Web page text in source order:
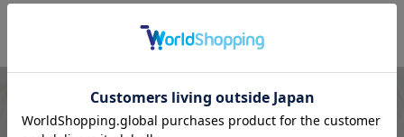
COMPANY
会社概要
会社概要 採用情報